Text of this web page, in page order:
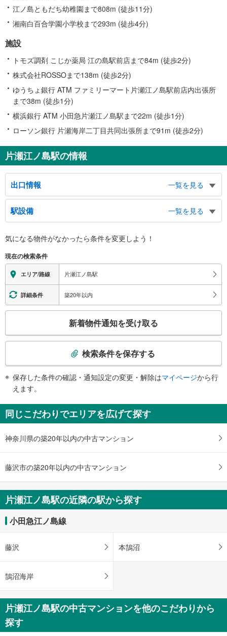
江ノ島ともだち幼稚園まで808m (徒歩11分)
湘南白百合学園小学校まで293m (徒歩4分)
施設
トモズ調剤 こじか薬局 江の島駅前店まで84m (徒歩2分)
株式会社ROSSOまで138m (徒歩2分)
ゆうちょ銀行 ATM ファミリーマート片瀬江ノ島駅前店内出張所
まで38m (徒歩1分)
横浜銀行 ATM 小田急片瀬江ノ島駅まで22m (徒歩1分)
ローソン銀行 片瀬海岸二丁目共同出張所まで91m (徒歩2分)
片瀬江ノ島駅の情報
出口情報
一覧を見る
出口
観光案内所、江の島、江ノ電、湘南モノレール、東浜海水浴場、新江ノ島水族
館、西浜海水浴場
駅設備
一覧を見る
※段差なしでの移動経路
地上⇔改札⇔ホーム：○
トイレ
《多機能トイレ》
・改札内
その他
気になる物件がなかったら条件を変更しよう！
現在の検索条件
エリア/路線 片瀬江ノ島駅
詳細条件 築20年以内
検
知
を
け
・
件
を
マ
イ
ー
に
す
る
新着物件通知を受け取る
検索条件を保存する
保存した条件の確認・通知設定の変更・解除はマイページから行
えます。
同じこだわりでエリアを広げて探す
神奈川県の築20年以内の中古マンション
藤沢市の築20年以内の中古マンション
片瀬江ノ島駅の近隣の駅から探す
小田急江ノ島線
藤沢 本鵠沼
鵠沼海岸
片瀬江ノ島駅の中古マンションを他のこだわりから
探す